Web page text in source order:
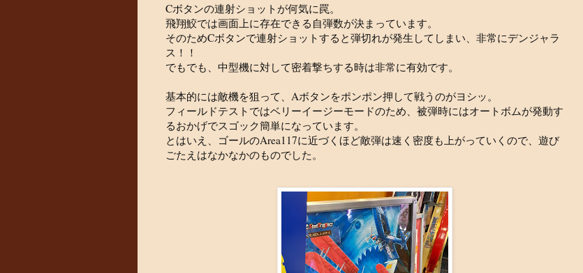
Cボタンの連射ショットが何気に罠。
飛翔鮫では画面上に存在できる自弾数が決まっています。
そのためCボタンで連射ショットすると弾切れが発生してしまい、非常にデンジャラ
ス！！
でもでも、中型機に対して密着撃ちする時は非常に有効です。
基本的には敵機を狙って、Aボタンをポンポン押して戦うのがヨシッ。
フィールドテストではベリーイージーモードのため、被弾時にはオートボムが発動す
るおかげでスゴック簡単になっています。
とはいえ、ゴールのArea117に近づくほど敵弾は速く密度も上がっていくので、遊び
ごたえはなかなかのものでした。